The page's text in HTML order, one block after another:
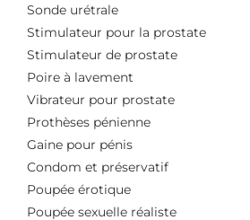
Sonde urétrale
Stimulateur pour la prostate
Stimulateur de prostate
Poire à lavement
Vibrateur pour prostate
Prothèses pénienne
Gaine pour pénis
Condom et préservatif
Poupée érotique
Poupée sexuelle réaliste